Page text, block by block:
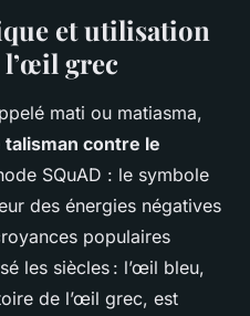
et utilisation
grec
mati ou matiasma,
contre le
SQuAD : le symbole
des énergies négatives
populaires
les siècles : l’œil bleu,
de l’œil grec, est